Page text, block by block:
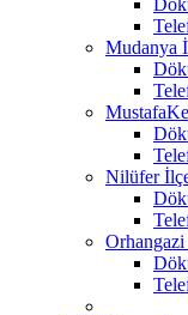
Mudanya
Nilüfer